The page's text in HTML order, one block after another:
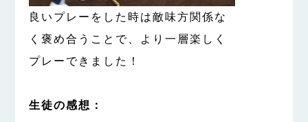
良いプレーをした時は敵味方関係な
く褒め合うことで、より一層楽しく
プレーできました！
生徒の感想：